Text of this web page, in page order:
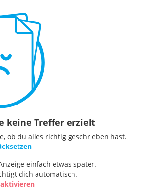
keine Treffer erzielt
ob du alles richtig geschrieben hast.
einfach etwas später.
dich automatisch.